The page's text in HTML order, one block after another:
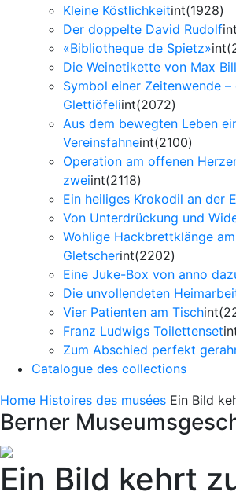
Kleine Köstlichkeitint(1928)
Der doppelte David Rudolf
«Bibliotheque de Spietz»
Die Weinetikette von Max Bill
Symbol einer Zeitenwende –
Glettiöfeliint(2072)
Aus dem bewegten Leben
Vereinsfahneint(2100)
Operation am offenen
zweiint(2118)
Ein heiliges Krokodil an der
Von Unterdrückung und
Wohlige Hackbrettklänge
Gletscherint(2202)
Eine Juke-Box von anno
Die unvollendeten
Vier Patienten am Tisch
Franz Ludwigs Toilettenset
Zum Abschied perfekt
Catalogue des collections
Home Histoires des musées Ein Bild
Berner
Ein Bild kehrt